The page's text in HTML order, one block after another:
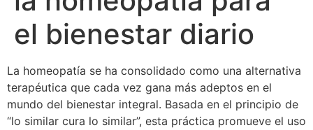
el bienestar diario
La homeopatía se ha consolidado como una alternativa
terapéutica que cada vez gana más adeptos en el
mundo del bienestar integral. Basada en el principio de
“lo similar cura lo similar”, esta práctica promueve el uso